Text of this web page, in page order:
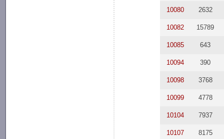
10080 2632
10082 15789
10085 643
10094 390
10098 3768
10099 4778
10104 7937
10107 8175